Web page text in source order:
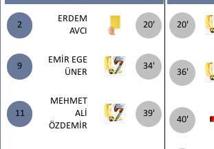
2
ERDEM
AVCI
20'
9
EMİR EGE
ÜNER
34'
11
MEHMET
ALİ
ÖZDEMİR
39'
20'
36'
40'